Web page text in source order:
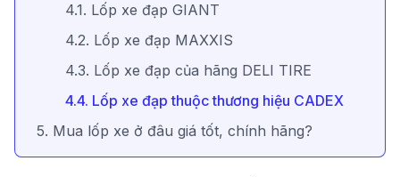
4.1. Lốp xe đạp GIANT
4.2. Lốp xe đạp MAXXIS
4.3. Lốp xe đạp của hãng DELI TIRE
4.4. Lốp xe đạp thuộc thương hiệu CADEX
5. Mua lốp xe ở đâu giá tốt, chính hãng?